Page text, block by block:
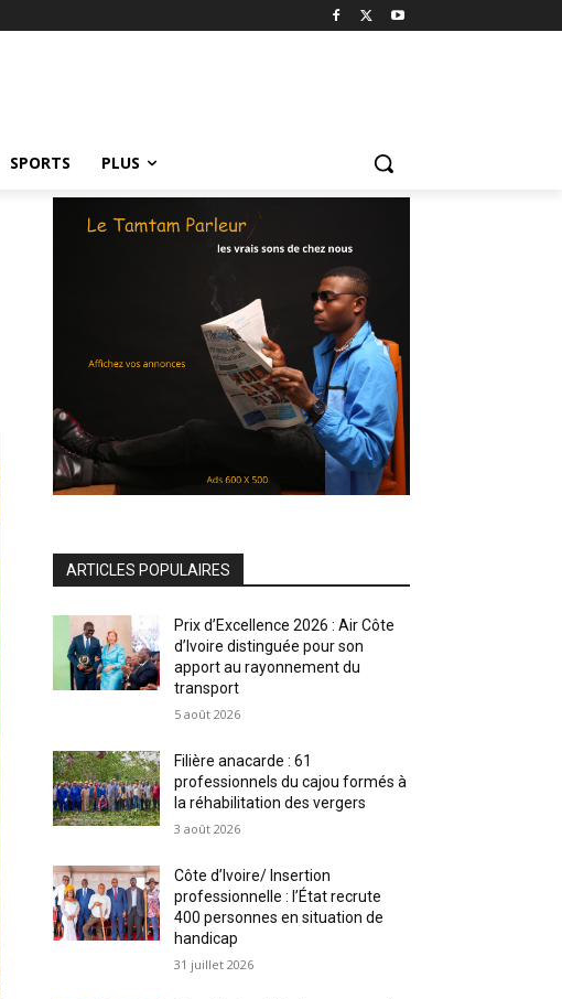
SPORTS PLUS
ARTICLES POPULAIRES
Prix d’Excellence 2026 : Air Côte
d’Ivoire distinguée pour son
apport au rayonnement du
transport
5 août 2026
Filière anacarde : 61
professionnels du cajou formés à
la réhabilitation des vergers
3 août 2026
Côte d’Ivoire/ Insertion
professionnelle : l’État recrute
400 personnes en situation de
handicap
31 juillet 2026